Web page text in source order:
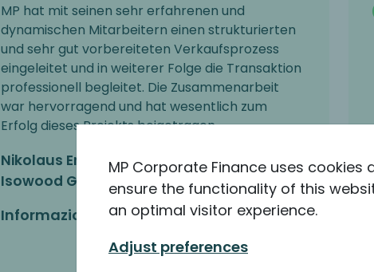
MP Corporate Finance uses cookies
ensure the functionality of this
an optimal visitor experience.
Adjust preferences
MP hat mit seinen sehr erfahrenen und
dynamischen Mitarbeitern einen strukturierten
und sehr gut vorbereiteten Verkaufsprozess
eingeleitet und in weiterer Folge die Transaktion
professionell begleitet. Die Zusammenarbeit
war hervorragend und hat wesentlich zum
Erfolg dieses Projekts beigetragen.
Nikolaus Ernest, Managing Director at
Isowood GmbH, Germany
Informazioni sull’affare